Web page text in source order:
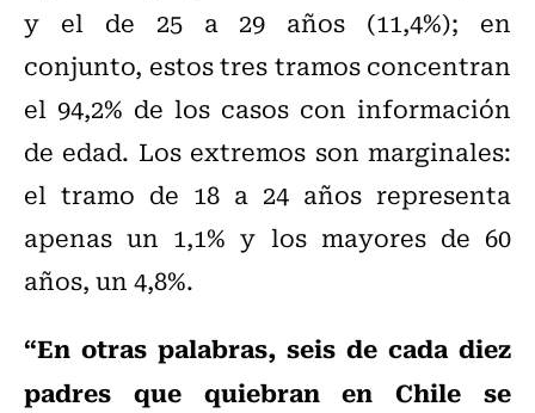
y el de 25 a 29 años (11,4%); en
conjunto, estos tres tramos concentran
el 94,2% de los casos con información
de edad. Los extremos son marginales:
el tramo de 18 a 24 años representa
apenas un 1,1% y los mayores de 60
años, un 4,8%.
“En otras palabras, seis de cada diez
padres que quiebran en Chile se